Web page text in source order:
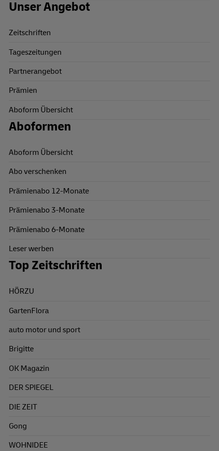
Unser Angebot
Zeitschriften
Tageszeitungen
Partnerangebot
Prämien
Aboform Übersicht
Aboformen
Aboform Übersicht
Abo verschenken
Prämienabo 12-Monate
Prämienabo 3-Monate
Prämienabo 6-Monate
Leser werben
Top Zeitschriften
HÖRZU
GartenFlora
auto motor und sport
Brigitte
OK Magazin
DER SPIEGEL
DIE ZEIT
Gong
WOHNIDEE